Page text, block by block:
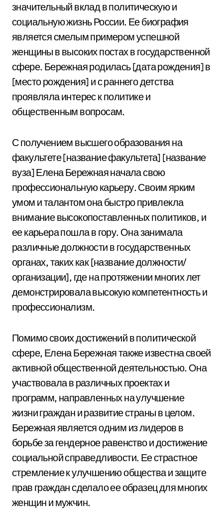
значительный вклад в политическую и
социальную жизнь России. Ее биография
является смелым примером успешной
женщины в высоких постах в государственной
сфере. Бережная родилась [дата рождения] в
[место рождения] и с раннего детства
проявляла интерес к политике и
общественным вопросам.
С получением высшего образования на
факультете [название факультета] [название
вуза] Елена Бережная начала свою
профессиональную карьеру. Своим ярким
умом и талантом она быстро привлекла
внимание высокопоставленных политиков, и
ее карьера пошла в гору. Она занимала
различные должности в государственных
органах, таких как [название должности/
организации], где на протяжении многих лет
демонстрировала высокую компетентность и
профессионализм.
Помимо своих достижений в политической
сфере, Елена Бережная также известна своей
активной общественной деятельностью. Она
участвовала в различных проектах и
программ, направленных на улучшение
жизни граждан и развитие страны в целом.
Бережная является одним из лидеров в
борьбе за гендерное равенство и достижение
социальной справедливости. Ее страстное
стремление к улучшению общества и защите
прав граждан сделало ее образец для многих
женщин и мужчин.